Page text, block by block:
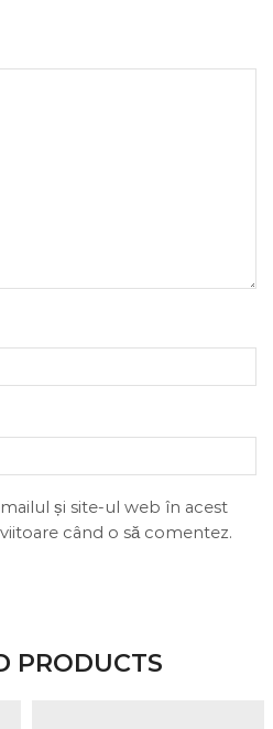
și site-ul web în acest
când o să comentez.
PRODUCTS